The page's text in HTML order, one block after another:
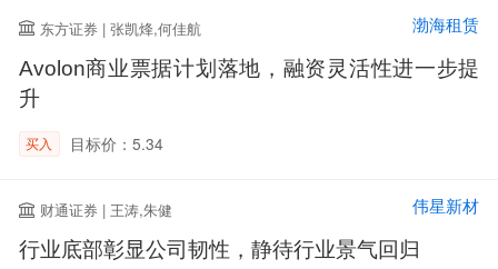
东方证券 | 张凯烽,何佳航 渤海租赁
Avolon商业票据计划落地，融资灵活性进一步提
升
买入 目标价：5.34
财通证券 | 王涛,朱健 伟星新材
行业底部彰显公司韧性，静待行业景气回归